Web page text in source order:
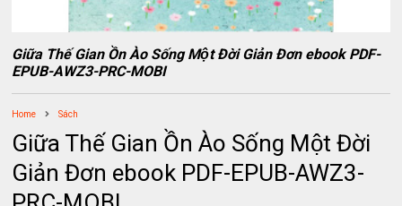
Giữa Thế Gian Ồn Ào Sống Một Đời Giản Đơn ebook PDF-
EPUB-AWZ3-PRC-MOBI
Home Sách
Giữa Thế Gian Ồn Ào Sống Một Đời
Giản Đơn ebook PDF-EPUB-AWZ3-